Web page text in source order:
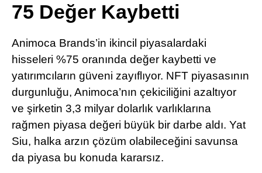
Telegram
75 Değer Kaybetti
Animoca Brands’in ikincil piyasalardaki
hisseleri %75 oranında değer kaybetti ve
yatırımcıların güveni zayıflıyor. NFT piyasasının
durgunluğu, Animoca’nın çekiciliğini azaltıyor
ve şirketin 3,3 milyar dolarlık varlıklarına
rağmen piyasa değeri büyük bir darbe aldı. Yat
Siu, halka arzın çözüm olabileceğini savunsa
da piyasa bu konuda kararsız.